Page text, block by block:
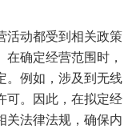
活动都受到相关政策
确定经营范围时，
。例如，涉及到无线
可。因此，在拟定经
关法律法规，确保内